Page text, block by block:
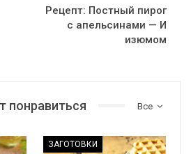
Рецепт: Постный пирог
с апельсинами — И
изюмом
Все
понравиться
ЗАГОТОВКИ